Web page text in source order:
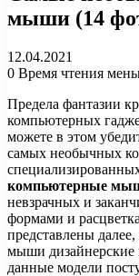
мыши (14
12.04.2021
0 Время чтения
Предела фантазии
компьютерных
можете в этом
самых необычных
компьютерные
невзрачных и
формами и
представлены
мыши дизайнерские
данные модели